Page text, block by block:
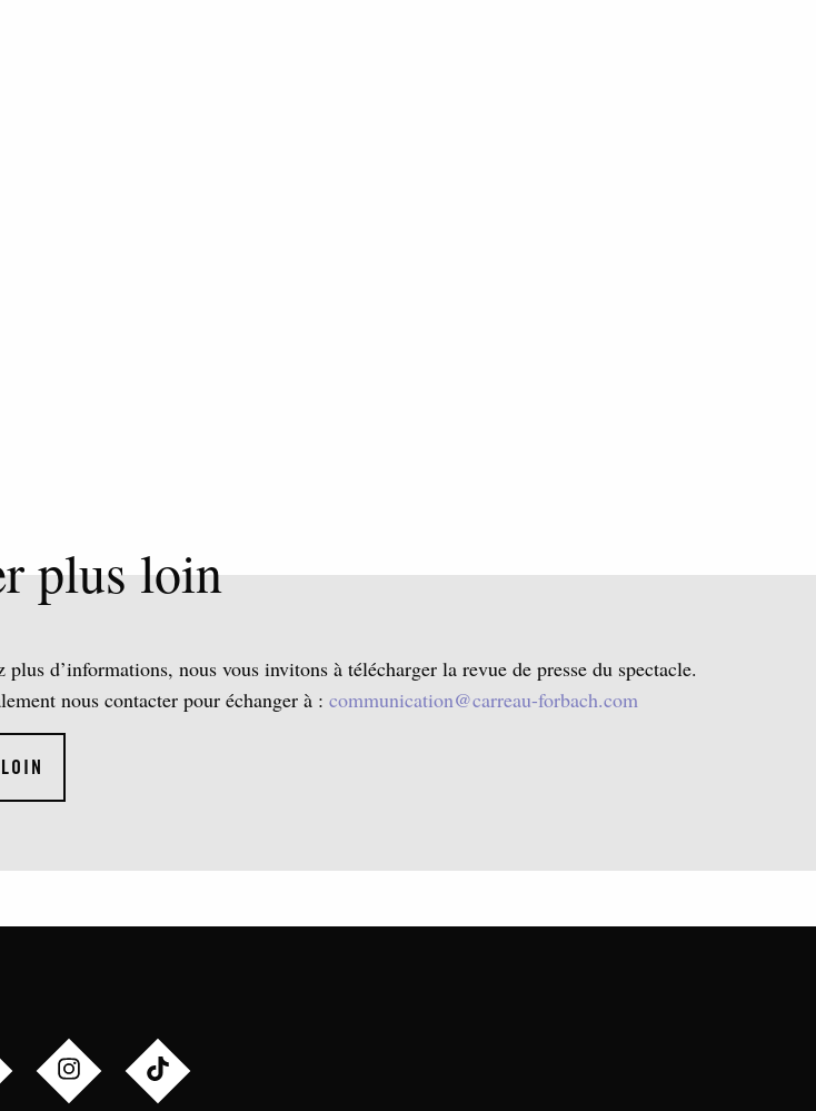
plus loin
plus d’informations, nous vous invitons à télécharger la revue de presse du spectacle.
nous contacter pour échanger à : communication@carreau-forbach.com